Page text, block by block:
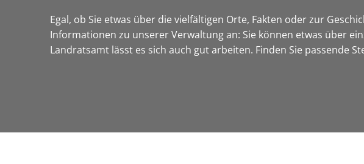
Egal, ob Sie etwas über die vielfältigen Orte, Fakten oder zur
Informationen zu unserer Verwaltung an: Sie können etwas über
Landratsamt lässt es sich auch gut arbeiten. Finden Sie passende